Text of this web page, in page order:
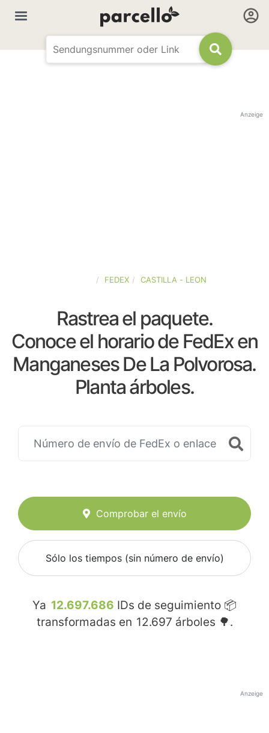
Anzeige
FEDEX CASTILLA - LEON
Rastrea el paquete.
Conoce el horario de FedEx en
Manganeses De La Polvorosa.
Planta árboles.
Comprobar el envío
Sólo los tiempos (sin número de envío)
Ya 12.697.686 IDs de seguimiento 📦
transformadas en 12.697 árboles 🌳.
Anzeige